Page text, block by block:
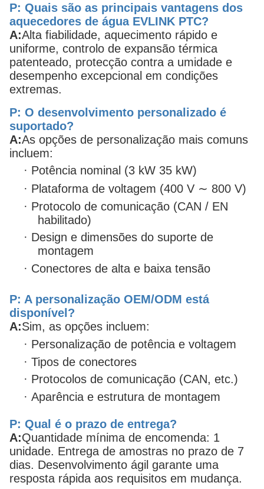
P: Quais são as principais vantagens dos
aquecedores de água EVLINK PTC?
A:Alta fiabilidade, aquecimento rápido e
uniforme, controlo de expansão térmica
patenteado, protecção contra a umidade e
desempenho excepcional em condições
extremas.
P: O desenvolvimento personalizado é
suportado?
A:As opções de personalização mais comuns
incluem:
· Potência nominal (3 kW 35 kW)
· Plataforma de voltagem (400 V ∼ 800 V)
· Protocolo de comunicação (CAN / EN
habilitado)
· Design e dimensões do suporte de
montagem
· Conectores de alta e baixa tensão
P: A personalização OEM/ODM está
disponível?
A:Sim, as opções incluem:
· Personalização de potência e voltagem
· Tipos de conectores
· Protocolos de comunicação (CAN, etc.)
· Aparência e estrutura de montagem
P: Qual é o prazo de entrega?
A:Quantidade mínima de encomenda: 1
unidade. Entrega de amostras no prazo de 7
dias. Desenvolvimento ágil garante uma
resposta rápida aos requisitos em mudança.